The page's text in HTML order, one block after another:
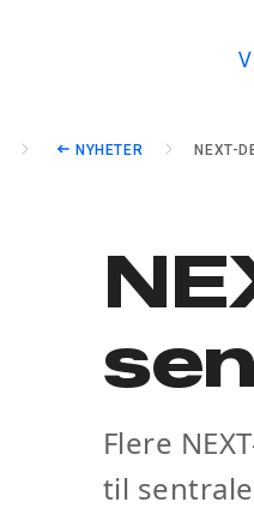
NYHETER NEXT-
Flere
til